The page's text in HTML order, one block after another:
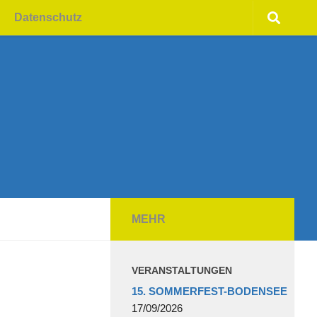
Datenschutz
MEHR
VERANSTALTUNGEN
15. SOMMERFEST-BODENSEE
17/09/2026